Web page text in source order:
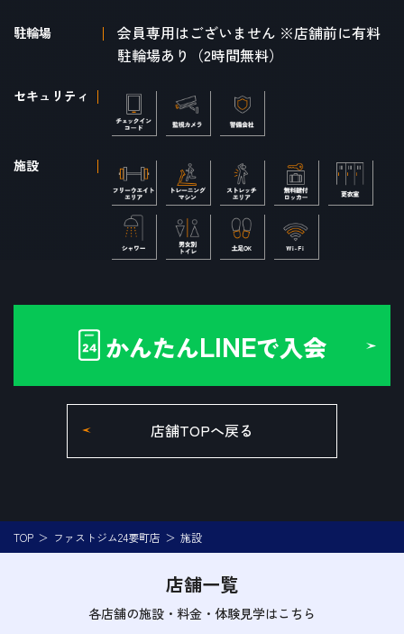
駐輪場
会員専用はございません ※店舗前に有料
駐輪場あり（2時間無料）
セキュリティ
施設
かんたんLINEで入会
店舗TOPへ戻る
TOP ファストジム24要町店 施設
店舗一覧
各店舗の施設・料金・体験見学はこちら